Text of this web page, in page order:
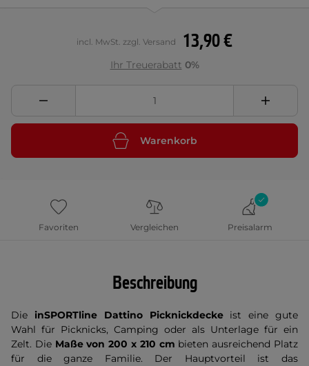
13,90 €
incl. MwSt. zzgl. Versand
Ihr Treuerabatt 0%
Warenkorb
Favoriten Vergleichen Preisalarm
Beschreibung
Die inSPORTline Dattino Picknickdeckeist eine gute
Wahl für Picknicks, Camping oder als Unterlage für ein
Zelt. Die Maße von 200 x 210 cm bieten ausreichend Platz
für die ganze Familie. Der Hauptvorteil ist das